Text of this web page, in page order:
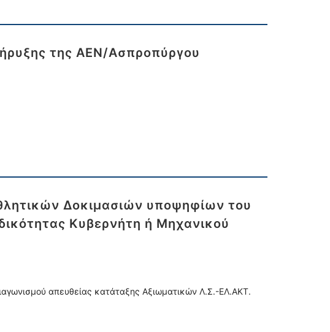
της ΑΕΝ/Ασπροπύργου
Δοκιμασιών υποψηφίων του
Κυβερνήτη ή Μηχανικού
απευθείας κατάταξης Αξιωματικών Λ.Σ.-ΕΛ.ΑΚΤ.